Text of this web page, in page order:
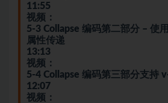
11:55
视频：
5-3 Collapse 编码第二部分 – 使
属性传递
13:13
视频：
5-4 Collapse 编码第三部分支持
12:07
视频：